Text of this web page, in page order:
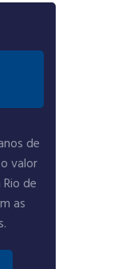
de
valor
de
as